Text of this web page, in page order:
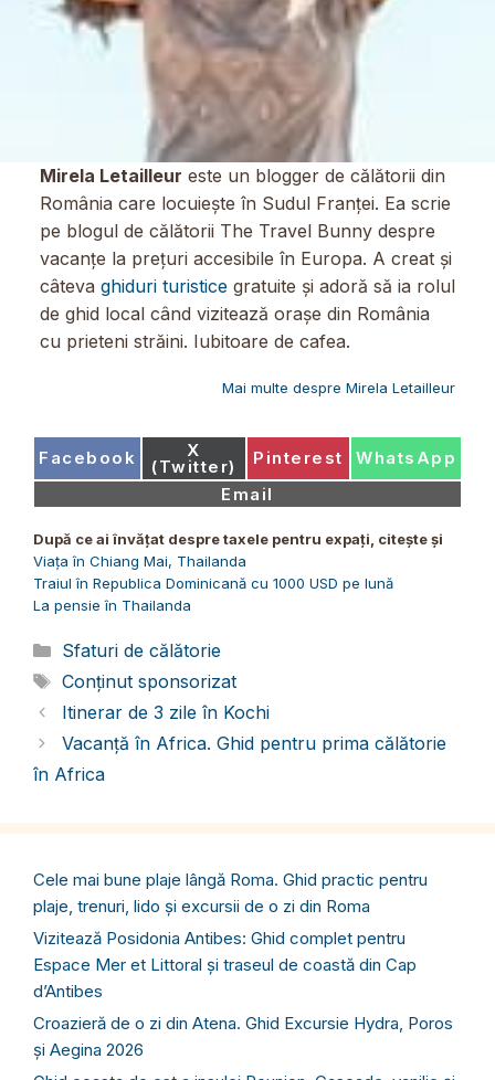
Mirela Letailleur este un blogger de călătorii din
România care locuiește în Sudul Franței. Ea scrie
pe blogul de călătorii The Travel Bunny despre
vacanțe la prețuri accesibile în Europa. A creat și
câteva ghiduri turisticegratuite și adoră să ia rolul
de ghid local când vizitează orașe din România
cu prieteni străini. Iubitoare de cafea.
Mai multe despre Mirela Letailleur
Share
Facebook Share
on
X
(Twitter) Share
Pinterest Share
WhatsApp
Share
on
Email
După ce ai învățat despre taxele pentru expați, citește și
Viața în Chiang Mai, Thailanda
Traiul în Republica Dominicană cu 1000 USD pe lună
La pensie în Thailanda
Categorii
Sfaturi de călătorie
Etichete
Conținut sponsorizat
Itinerar de 3 zile în Kochi
Vacanță în Africa. Ghid pentru prima călătorie
în Africa
Cele mai bune plaje lângă Roma. Ghid practic pentru
plaje, trenuri, lido și excursii de o zi din Roma
Vizitează Posidonia Antibes: Ghid complet pentru
Espace Mer et Littoral și traseul de coastă din Cap
d’Antibes
Croazieră de o zi din Atena. Ghid Excursie Hydra, Poros
și Aegina 2026